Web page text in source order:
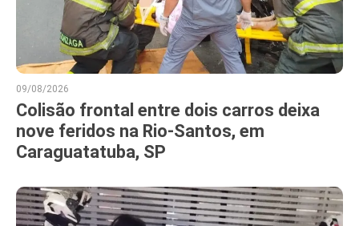
09/08/2026
Colisão frontal entre dois carros deixa
nove feridos na Rio-Santos, em
Caraguatatuba, SP